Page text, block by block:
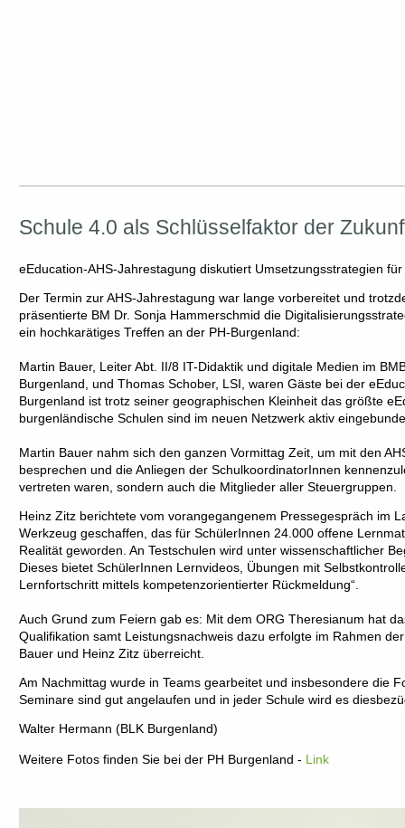
Schule 4.0 als Schlüsselfaktor der
eEducation-AHS-Jahrestagung diskutiert Umsetzungsstrategien
Der Termin zur AHS-Jahrestagung war lange vorbereitet und
präsentierte BM Dr. Sonja Hammerschmid die
ein hochkarätiges Treffen an der PH-Burgenland:
Martin Bauer, Leiter Abt. II/8 IT-Didaktik und digitale Medien im
Burgenland, und Thomas Schober, LSI, waren Gäste bei der
Burgenland ist trotz seiner geographischen Kleinheit das größte
burgenländische Schulen sind im neuen Netzwerk aktiv
Martin Bauer nahm sich den ganzen Vormittag Zeit, um mit den
besprechen und die Anliegen der SchulkoordinatorInnen
vertreten waren, sondern auch die Mitglieder aller Steuergruppen.
Heinz Zitz berichtete vom vorangegangenem Pressegespräch im
Werkzeug geschaffen, das für SchülerInnen 24.000 offene
Realität geworden. An Testschulen wird unter wissenschaftlicher
Dieses bietet SchülerInnen Lernvideos, Übungen mit
Lernfortschritt mittels kompetenzorientierter Rückmeldung“.
Auch Grund zum Feiern gab es: Mit dem ORG Theresianum hat
Qualifikation samt Leistungsnachweis dazu erfolgte im Rahmen
Bauer und Heinz Zitz überreicht.
Am Nachmittag wurde in Teams gearbeitet und insbesondere die
Seminare sind gut angelaufen und in jeder Schule wird es
Walter Hermann (BLK Burgenland)
Weitere Fotos finden Sie bei der PH Burgenland - Link